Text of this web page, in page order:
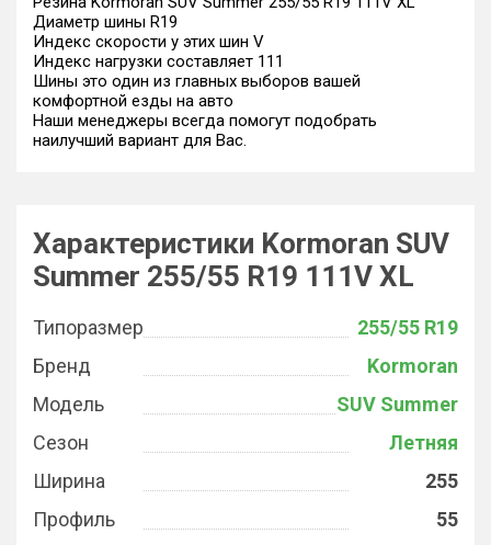
Диаметр шины R19
Индекс скорости у этих шин V
Индекс нагрузки составляет 111
Шины это один из главных выборов вашей
комфортной езды на авто
Наши менеджеры всегда помогут подобрать
наилучший вариант для Вас.
Характеристики Kormoran SUV
Summer 255/55 R19 111V XL
Типоразмер
255/55 R19
Бренд
Kormoran
Модель
SUV Summer
Сезон
Летняя
Ширина
255
Профиль
55